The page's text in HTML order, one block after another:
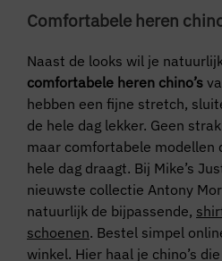
Comfortabele heren
Naast de looks wil je
comfortabele heren chino’s
hebben een fijne stretch,
de hele dag lekker. Geen
maar comfortabele modellen
hele dag draagt. Bij Mike’s
nieuwste collectie Antony
natuurlijk de bijpassende,
schoenen. Bestel simpel
winkel. Hier haal je chino’s